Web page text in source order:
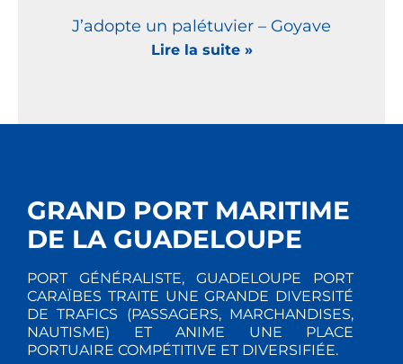
J’adopte un palétuvier – Goyave
Lire la suite »
GRAND PORT MARITIME
DE LA GUADELOUPE
PORT GÉNÉRALISTE, GUADELOUPE PORT
CARAÏBES TRAITE UNE GRANDE DIVERSITÉ
DE TRAFICS (PASSAGERS, MARCHANDISES,
NAUTISME) ET ANIME UNE PLACE
PORTUAIRE COMPÉTITIVE ET DIVERSIFIÉE.